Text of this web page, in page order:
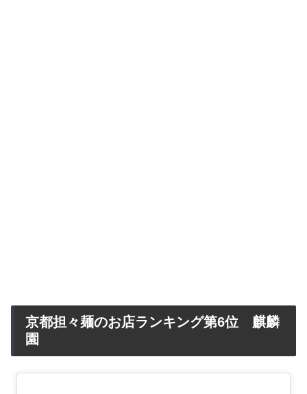
京都担々麺のお店ランキング第6位 麒麟
園